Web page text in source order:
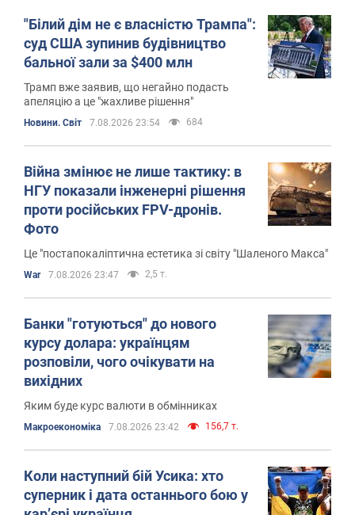
"Білий дім не є власністю Трампа":
суд США зупинив будівництво
бальної зали за $400 млн
Трамп вже заявив, що негайно подасть
апеляцію а це "жахливе рішення"
Новини. Світ 7.08.2026 23:54 684
Війна змінює не лише тактику: в
НГУ показали інженерні рішення
проти російських FPV-дронів.
Фото
Це "постапокаліптична естетика зі світу "Шаленого Макса"
War 7.08.2026 23:47 2,5 т.
Банки "готуються" до нового
курсу долара: українцям
розповіли, чого очікувати на
вихідних
Яким буде курс валюти в обмінниках
Mакроекономіка 7.08.2026 23:42 156,7 т.
Коли наступний бій Усика: хто
суперник і дата останнього бою у